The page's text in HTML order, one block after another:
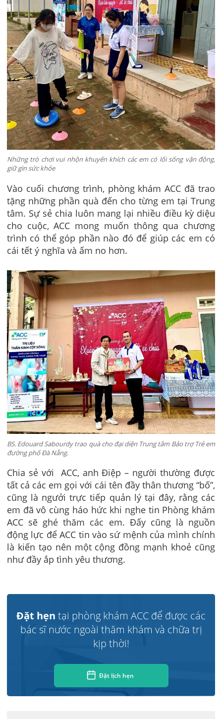
Những trò chơi vui nhộn khuyến khích các em có lối sống vận động,
giữ gìn sức khỏe
Vào cuối chương trình, phòng khám ACC đã trao
tặng những phần quà đến cho từng em tại Trung
tâm. Sự sẻ chia luôn mang lại nhiều điều kỳ diệu
cho cuộc, ACC mong muốn thông qua chương
trình có thể góp phần nào đó để giúp các em có
cái tết ý nghĩa và ấm no hơn.
BS. Edouard Sabourdy trao quà cho đại diện Trung tâm Bảo trợ Trẻ em
đường phố Đà Nẵng.
Chia sẻ với ACC, anh Điệp – người thường được
tất cả các em gọi với cái tên đầy thân thương “bố”,
cũng là ngưởi trực tiếp quản lý tại đây, rằng các
em đã vô cùng háo hức khi nghe tin Phòng khám
ACC sẽ ghé thăm các em. Đấy cũng là nguồn
động lực để ACC tin vào sứ mệnh của mình chính
là kiến tạo nên một cộng đồng mạnh khoẻ cũng
như đầy ắp tình yêu thương.
Đặt hẹn tại phòng khám ACC để được các
bác sĩ nước ngoài thăm khám và chữa trị
kịp thời!
Đặt lịch hẹn